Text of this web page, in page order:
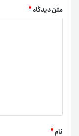
متن دیدگاه*
نام*